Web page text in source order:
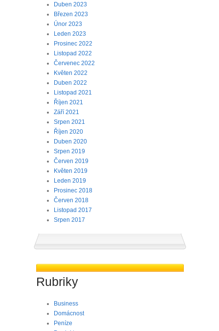
Duben 2023
Březen 2023
Únor 2023
Leden 2023
Prosinec 2022
Listopad 2022
Červenec 2022
Květen 2022
Duben 2022
Listopad 2021
Říjen 2021
Září 2021
Srpen 2021
Říjen 2020
Duben 2020
Srpen 2019
Červen 2019
Květen 2019
Leden 2019
Prosinec 2018
Červen 2018
Listopad 2017
Srpen 2017
Rubriky
Business
Domácnost
Peníze